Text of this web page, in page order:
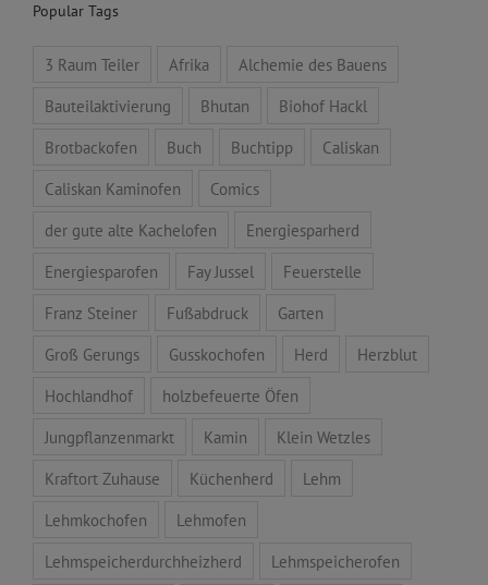
Popular Tags
3 Raum Teiler Afrika
Alchemie des Bauens
Bauteilaktivierung
Bhutan
Biohof Hackl
Brotbackofen
Buch Buchtipp
Caliskan
Caliskan Kaminofen
Comics
der gute alte Kachelofen
Energiesparherd
Energiesparofen
Fay Jussel
Feuerstelle
Franz Steiner
Fußabdruck
Garten
Groß Gerungs
Gusskochofen Herd
Herzblut
Hochlandhof
holzbefeuerte Öfen
Jungpflanzenmarkt
Kamin
Klein Wetzles
Kraftort Zuhause
Küchenherd
Lehm
Lehmkochofen
Lehmofen
Lehmspeicherdurchheizherd
Lehmspeicherofen